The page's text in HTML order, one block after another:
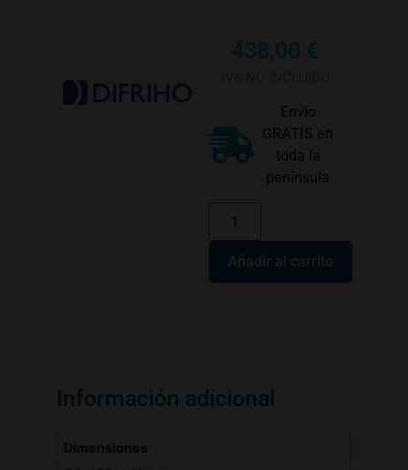
438,00 €
Añadir al carrito
Información adicional